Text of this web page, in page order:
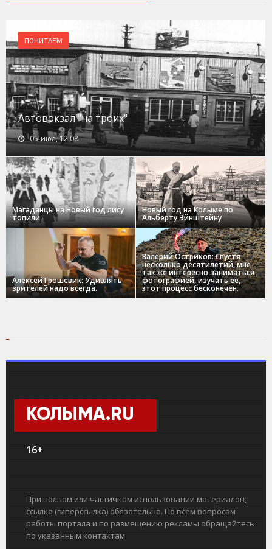
ПОЧИТАЕМ
Автовокзал "на троих"
05-июл, 12:08
Магаданцы на Новый год лису
топили
Новый год на Колыме по
Альберту Эйнштейну
Алексей Грошевик: Удивлять
зрителей надо всегда.
Валерий Остриков: Спустя
несколько десятилетий, мне
так же интересно заниматься
фотографией, изучать ее,
этот процесс бесконечен.
КОЛЫМА.RU
16+
При полном или частичном использовании материалов,
ссылка (гиперссылка) обязательна. По всем вопросам
работы портала и по размещению рекламы обращайтесь
по указанным контактам